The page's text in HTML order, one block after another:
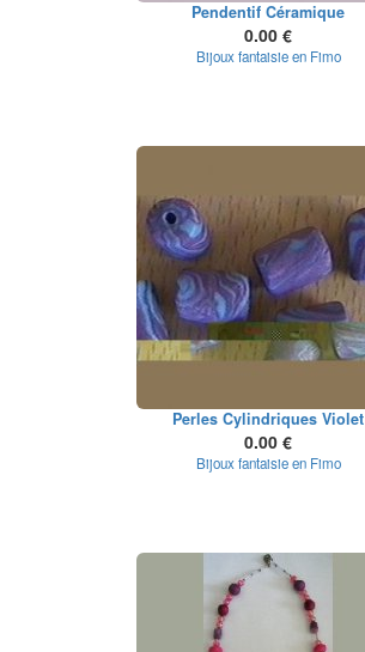
Pendentif Céramique
0.00 €
Bijoux fantaisie en Fimo
Perles Cylindriques Violet
0.00 €
Bijoux fantaisie en Fimo